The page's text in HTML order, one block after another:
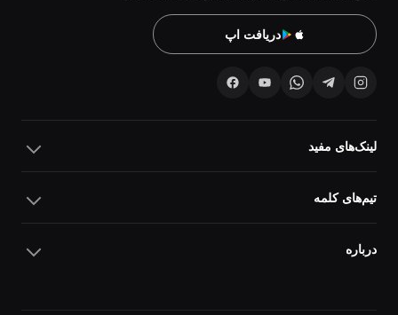
دریافت اپ
لینک‌های مفید
تیم‌های کلمه
درباره